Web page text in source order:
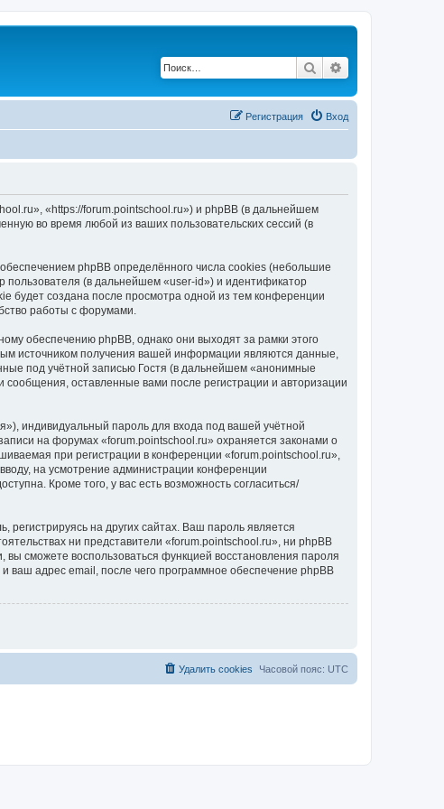
Поиск
Вход
Регистрация
«https://forum.pointschool.ru») и phpBB (в дальнейшем
во время любой из ваших пользовательских сессий (в
phpBB определённого числа cookies (небольшие
(в дальнейшем «user-id») и идентификатор
будет создана после просмотра одной из тем конференции
работы с форумами.
обеспечению phpBB, однако они выходят за рамки этого
источником получения вашей информации являются данные,
под учётной записью Гостя (в дальнейшем «анонимные
оставленные вами после регистрации и авторизации
индивидуальный пароль для входа под вашей учётной
на форумах «forum.pointschool.ru» охраняется законами о
при регистрации в конференции «forum.pointschool.ru»,
на усмотрение администрации конференции
Кроме того, у вас есть возможность согласиться/
на других сайтах. Ваш пароль является
ни представители «forum.pointschool.ru», ни phpBB
сможете воспользоваться функцией восстановления пароля
адрес email, после чего программное обеспечение phpBB
Часовой пояс: UTC
Удалить cookies